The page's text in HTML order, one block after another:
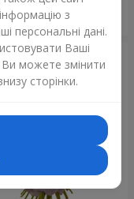
Замовити
з
персональні дані.
Ваші
Ви можете змінити
сторінки.